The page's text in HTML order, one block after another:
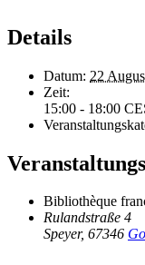
Details
Datum: 22
Zeit:
15:00 - 18:00
Bibliothèque
Rulandstraße 4
Speyer, 67346